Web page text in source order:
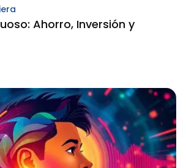
Ahorro, Inversión y